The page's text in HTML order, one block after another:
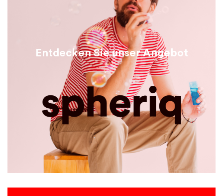
Entdecken Sie unser Angebot